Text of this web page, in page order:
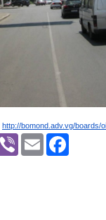
http://bomond.adv.vg/boards/
Viber Email